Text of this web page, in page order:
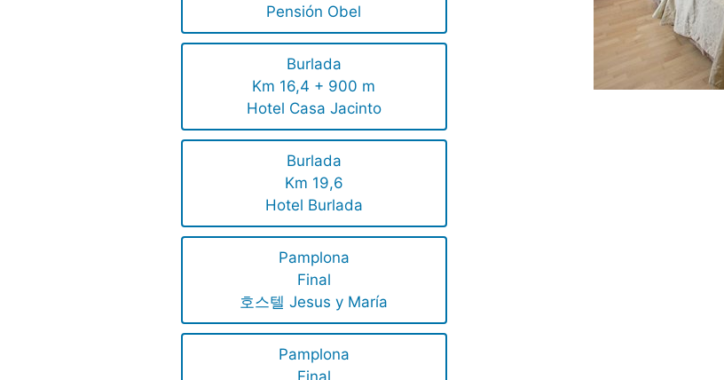
Pensión Obel
Burlada
Km 16,4 + 900 m
Hotel Casa Jacinto
Burlada
Km 19,6
Hotel Burlada
Pamplona
Final
호스텔 Jesus y María
Pamplona